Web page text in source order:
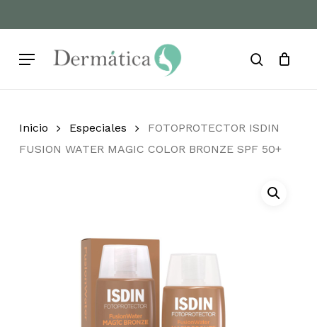
to
content
Menu search
Cart Close
Inicio Especiales
FOTOPROTECTOR ISDIN
FUSION WATER MAGIC COLOR BRONZE SPF 50+